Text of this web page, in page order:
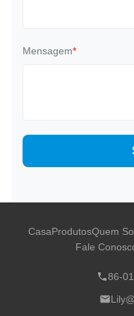
Mensagem*
CasaProdutosQuem
Fale
86-